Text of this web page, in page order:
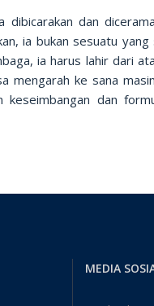
dan
ia bukan sesuatu
ia harus lahir dari
mengarah ke sana
dan
MEDIA